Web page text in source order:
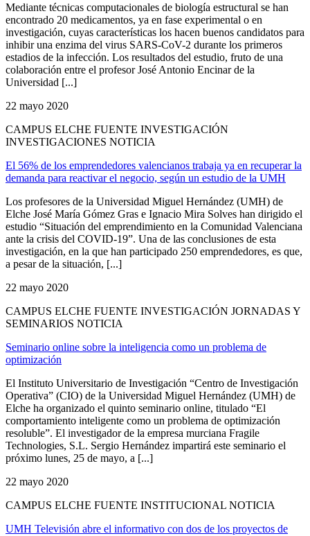
Mediante técnicas computacionales de biología estructural se han
encontrado 20 medicamentos, ya en fase experimental o en
investigación, cuyas características los hacen buenos candidatos para
inhibir una enzima del virus SARS-CoV-2 durante los primeros
estadios de la infección. Los resultados del estudio, fruto de una
colaboración entre el profesor José Antonio Encinar de la
Universidad [...]
22 mayo 2020
CAMPUS ELCHE FUENTE INVESTIGACIÓN
INVESTIGACIONES NOTICIA
El 56% de los emprendedores valencianos trabaja ya en recuperar la
demanda para reactivar el negocio, según un estudio de la UMH
Los profesores de la Universidad Miguel Hernández (UMH) de
Elche José María Gómez Gras e Ignacio Mira Solves han dirigido el
estudio “Situación del emprendimiento en la Comunidad Valenciana
ante la crisis del COVID-19”. Una de las conclusiones de esta
investigación, en la que han participado 250 emprendedores, es que,
a pesar de la situación, [...]
22 mayo 2020
CAMPUS ELCHE FUENTE INVESTIGACIÓN JORNADAS Y
SEMINARIOS NOTICIA
Seminario online sobre la inteligencia como un problema de
optimización
El Instituto Universitario de Investigación “Centro de Investigación
Operativa” (CIO) de la Universidad Miguel Hernández (UMH) de
Elche ha organizado el quinto seminario online, titulado “El
comportamiento inteligente como un problema de optimización
resoluble”. El investigador de la empresa murciana Fragile
Technologies, S.L. Sergio Hernández impartirá este seminario el
próximo lunes, 25 de mayo, a [...]
22 mayo 2020
CAMPUS ELCHE FUENTE INSTITUCIONAL NOTICIA
UMH Televisión abre el informativo con dos de los proyectos de